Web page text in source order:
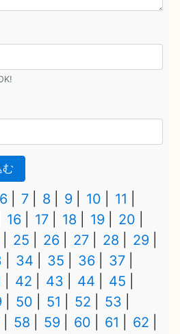
む
6 7 8 9 10
11
16 17 18 19
20
25 26 27 28
29
34 35 36
37
42 43 44
45
50 51 52
53
58 59 60 61
62